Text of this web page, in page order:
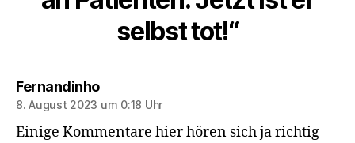
selbst tot!“
Fernandinhosagt:
8. August 2023 um 0:18 Uhr
Einige Kommentare hier hören sich ja richtig